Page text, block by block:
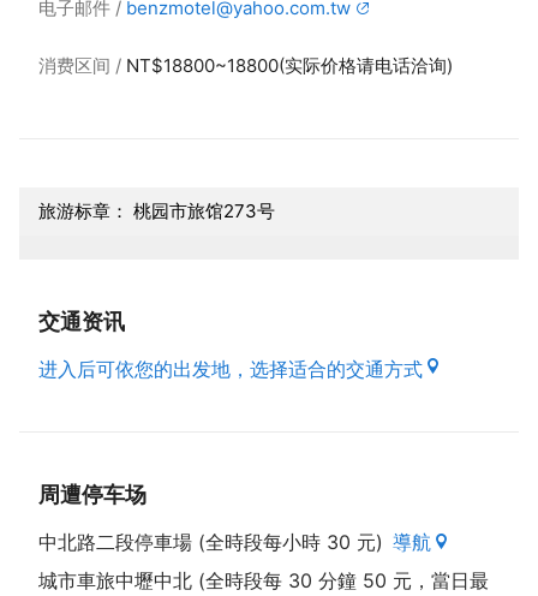
电子邮件 benzmotel@yahoo.com.tw
消费区间 NT$18800~18800(实际价格请电话洽询)
旅游标章： 桃园市旅馆273号
交通资讯
进入后可依您的出发地，选择适合的交通方式
周遭停车场
中北路二段停車場 (全時段每小時 30 元) 導航
城市車旅中壢中北 (全時段每 30 分鐘 50 元，當日最